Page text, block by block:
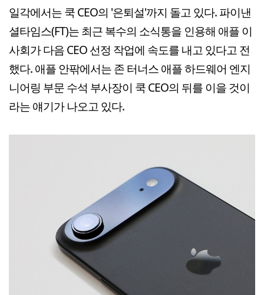
일각에서는 쿡 CEO의 '은퇴설'까지 돌고 있다. 파이낸
셜타임스(FT)는 최근 복수의 소식통을 인용해 애플 이
사회가 다음 CEO 선정 작업에 속도를 내고 있다고 전
했다. 애플 안팎에서는 존 터너스 애플 하드웨어 엔지
니어링 부문 수석 부사장이 쿡 CEO의 뒤를 이을 것이
라는 얘기가 나오고 있다.